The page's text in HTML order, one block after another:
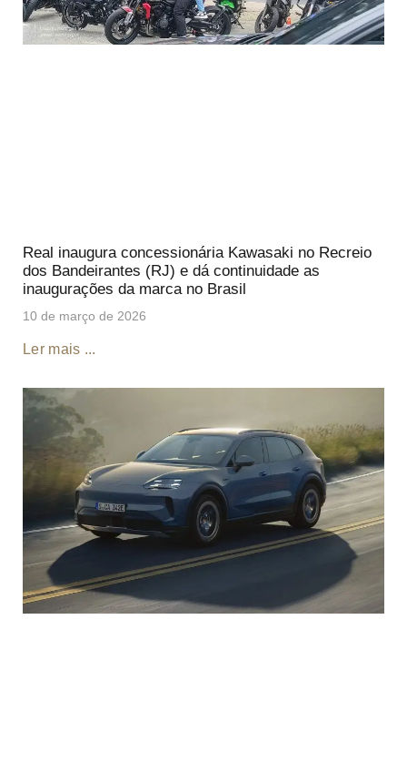
Real inaugura concessionária Kawasaki no Recreio
dos Bandeirantes (RJ) e dá continuidade as
inaugurações da marca no Brasil
10 de março de 2026
Ler mais ...